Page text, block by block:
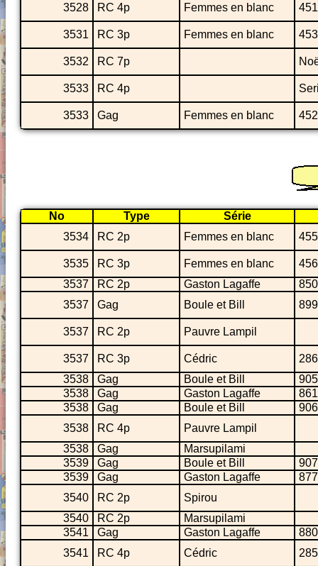
3528 RC 4p Femmes en blanc 451
3531 RC 3p Femmes en blanc 453
3532 RC 7p
3533 RC 4p
3533 Gag Femmes en blanc 452
No Type
Série
3534
RC 2p Femmes en blanc 455
3535 RC 3p Femmes en blanc
456
3537
RC 2p Gaston Lagaffe
850
3537
Gag Boule et Bill 899
3537 RC 2p Pauvre Lampil
3537 RC 3p Cédric
286
3538
Gag Boule et Bill
905
3538
Gag Gaston Lagaffe
861
3538
Gag Boule et Bill
906
3538
RC 4p
Pauvre Lampil
3538
Gag
Marsupilami
3539
Gag Boule et Bill
907
3539
Gag Gaston Lagaffe
877
3540
RC 2p
Spirou
3540
RC 2p
Marsupilami
3541
Gag Gaston Lagaffe
880
3541
RC 4p Cédric
285